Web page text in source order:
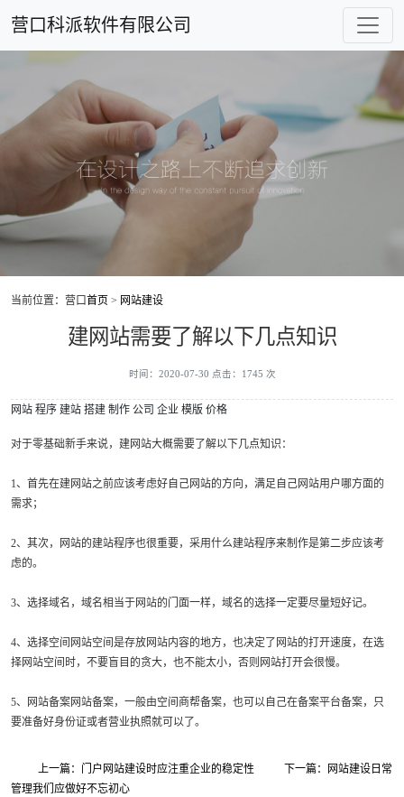
营口科派软件有限公司
当前位置：营口首页 > 网站建设
建网站需要了解以下几点知识
时间：2020-07-30 点击：1745 次
网站 程序 建站 搭建 制作 公司 企业 模版 价格
对于零基础新手来说，建网站大概需要了解以下几点知识：
1、首先在建网站之前应该考虑好自己网站的方向，满足自己网站用户哪方面的
需求；
2、其次，网站的建站程序也很重要，采用什么建站程序来制作是第二步应该考
虑的。
3、选择域名，域名相当于网站的门面一样，域名的选择一定要尽量短好记。
4、选择空间网站空间是存放网站内容的地方，也决定了网站的打开速度，在选
择网站空间时，不要盲目的贪大，也不能太小，否则网站打开会很慢。
5、网站备案网站备案，一般由空间商帮备案，也可以自己在备案平台备案，只
要准备好身份证或者营业执照就可以了。
上一篇：门户网站建设时应注重企业的稳定性
下一篇：网站建设日常
管理我们应做好不忘初心